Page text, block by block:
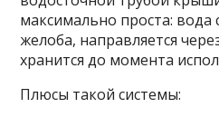
максимально проста: вода
желоба, направляется
хранится до момента
Плюсы такой системы: